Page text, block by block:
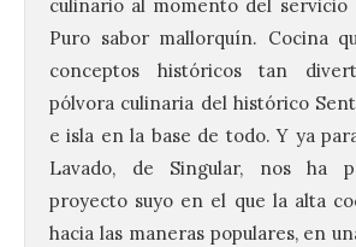
culinario al momento del
Puro sabor mallorquín. Cocina
conceptos históricos tan
pólvora culinaria del histórico
e isla en la base de todo. Y ya
Lavado, de Singular, nos ha
proyecto suyo en el que la alta
hacia las maneras populares, en